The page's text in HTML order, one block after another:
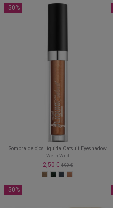
-50%
Sombra de ojos líquida Catsuit Eyeshadow
Wet n Wild
2,50 € 4,99 €
-50%